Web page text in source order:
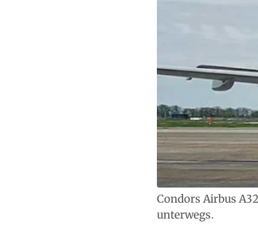
Condors Airbus
unterwegs.